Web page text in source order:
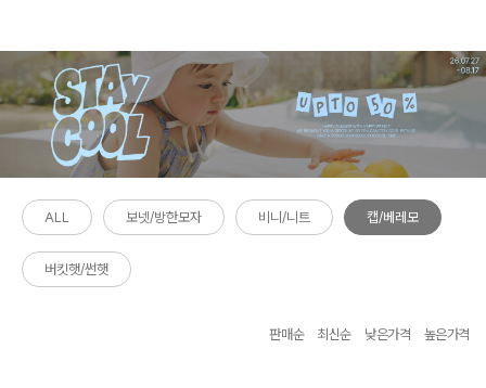
ALL 보넷/방한모자 비니/니트 캡/베레모
버킷햇/썬햇
판매순 최신순 낮은가격 높은가격